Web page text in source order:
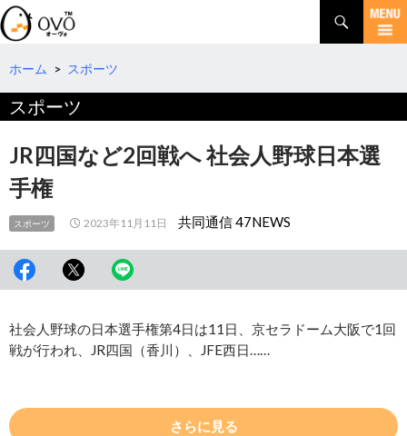
検
索
コ
テ
へ
動
ホーム > スポーツ
スポーツ
JR四国など2回戦へ 社会人野球日本選
手権
スポーツ 2023年11月11日 共同通信 47NEWS
社会人野球の日本選手権第4日は11日、京セラドーム大阪で1回
戦が行われ、JR四国（香川）、JFE西日……
さらに見る